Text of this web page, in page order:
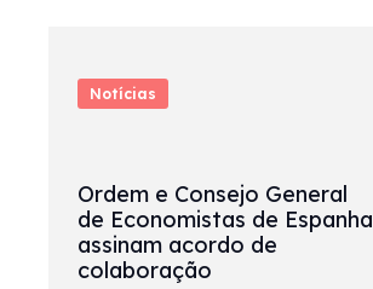
Notícias
Ordem e Consejo General
de Economistas de Espanha
assinam acordo de
colaboração